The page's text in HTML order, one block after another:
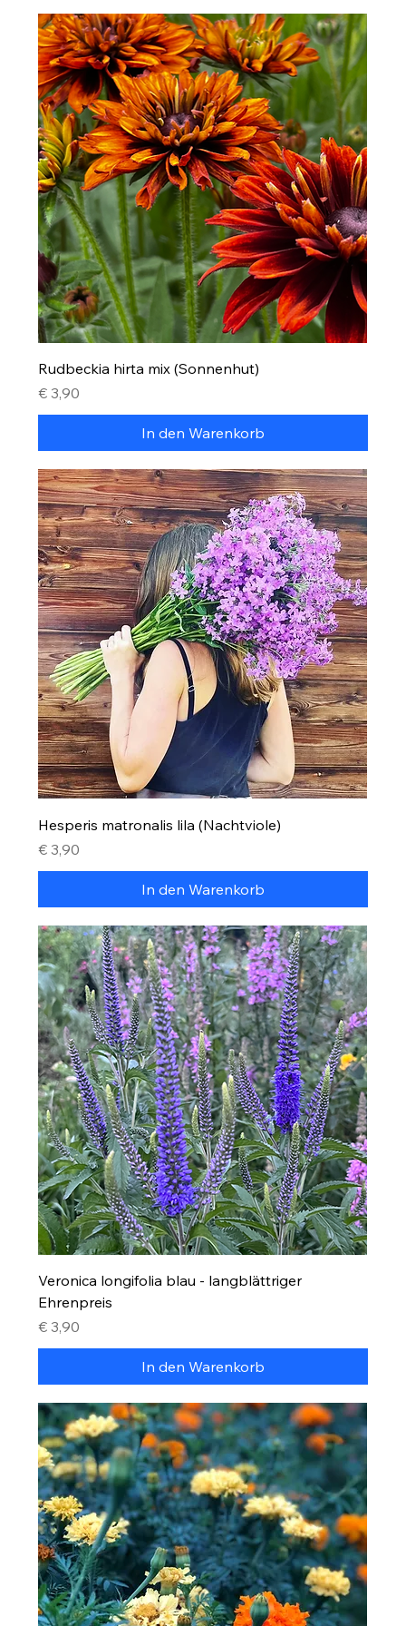
Rudbeckia hirta mix (Sonnenhut)
Preis
€ 3,90
In den Warenkorb
Hesperis matronalis lila (Nachtviole)
Preis
€ 3,90
In den Warenkorb
Veronica longifolia blau - langblättriger
Ehrenpreis
Preis
€ 3,90
In den Warenkorb